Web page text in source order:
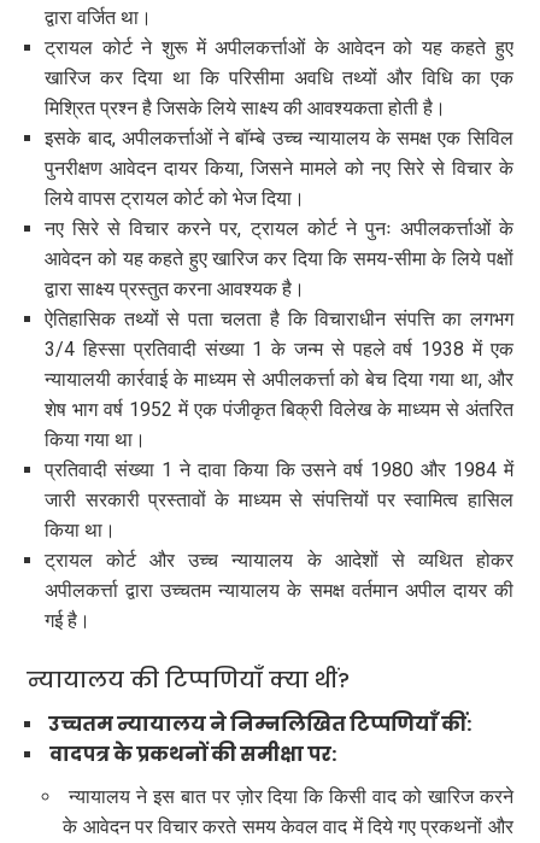
द्वारा वर्जित था।
ट्रायल कोर्ट ने शुरू में अपीलकर्त्ताओं के आवेदन को यह कहते हुए
खारिज कर दिया था कि परिसीमा अवधि तथ्यों और विधि का एक
मिश्रित प्रश्न है जिसके लिये साक्ष्य की आवश्यकता होती है।
इसके बाद, अपीलकर्त्ताओं ने बॉम्बे उच्च न्यायालय के समक्ष एक सिविल
पुनरीक्षण आवेदन दायर किया, जिसने मामले को नए सिरे से विचार के
लिये वापस ट्रायल कोर्ट को भेज दिया।
नए सिरे से विचार करने पर, ट्रायल कोर्ट ने पुनः अपीलकर्त्ताओं के
आवेदन को यह कहते हुए खारिज कर दिया कि समय-सीमा के लिये पक्षों
द्वारा साक्ष्य प्रस्तुत करना आवश्यक है।
ऐतिहासिक तथ्यों से पता चलता है कि विचाराधीन संपत्ति का लगभग
3/4 हिस्सा प्रतिवादी संख्या 1 के जन्म से पहले वर्ष 1938 में एक
न्यायालयी कार्रवाई के माध्यम से अपीलकर्त्ता को बेच दिया गया था, और
शेष भाग वर्ष 1952 में एक पंजीकृत बिक्री विलेख के माध्यम से अंतरित
किया गया था।
प्रतिवादी संख्या 1 ने दावा किया कि उसने वर्ष 1980 और 1984 में
जारी सरकारी प्रस्तावों के माध्यम से संपत्तियों पर स्वामित्व हासिल
किया था।
ट्रायल कोर्ट और उच्च न्यायालय के आदेशों से व्यथित होकर
अपीलकर्त्ता द्वारा उच्चतम न्यायालय के समक्ष वर्तमान अपील दायर की
गई है।
न्यायालय की टिप्पणियाँ क्या थीं?
उच्चतम न्यायालय ने निम्नलिखित टिप्पणियाँ कीं:
वादपत्र के प्रकथनों की समीक्षा पर:
न्यायालय ने इस बात पर ज़ोर दिया कि किसी वाद को खारिज करने
के आवेदन पर विचार करते समय केवल वाद में दिये गए प्रकथनों और